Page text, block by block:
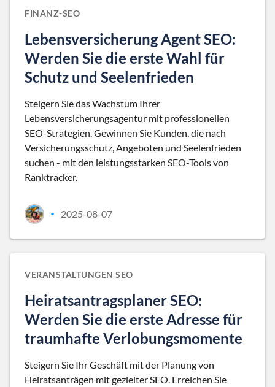
FINANZ-SEO
Lebensversicherung Agent SEO:
Werden Sie die erste Wahl für
Schutz und Seelenfrieden
Steigern Sie das Wachstum Ihrer
Lebensversicherungsagentur mit professionellen
SEO-Strategien. Gewinnen Sie Kunden, die nach
Versicherungsschutz, Angeboten und Seelenfrieden
suchen - mit den leistungsstarken SEO-Tools von
Ranktracker.
• 2025-08-07
VERANSTALTUNGEN SEO
Heiratsantragsplaner SEO:
Werden Sie die erste Adresse für
traumhafte Verlobungsmomente
Steigern Sie Ihr Geschäft mit der Planung von
Heiratsanträgen mit gezielter SEO. Erreichen Sie